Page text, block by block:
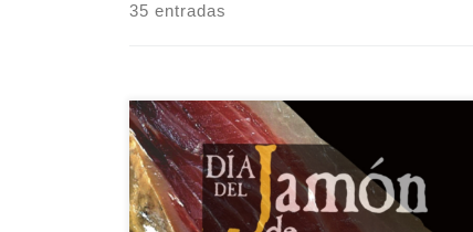
35 entradas
Día del Jamón de Monesterio 7 de septiembre de